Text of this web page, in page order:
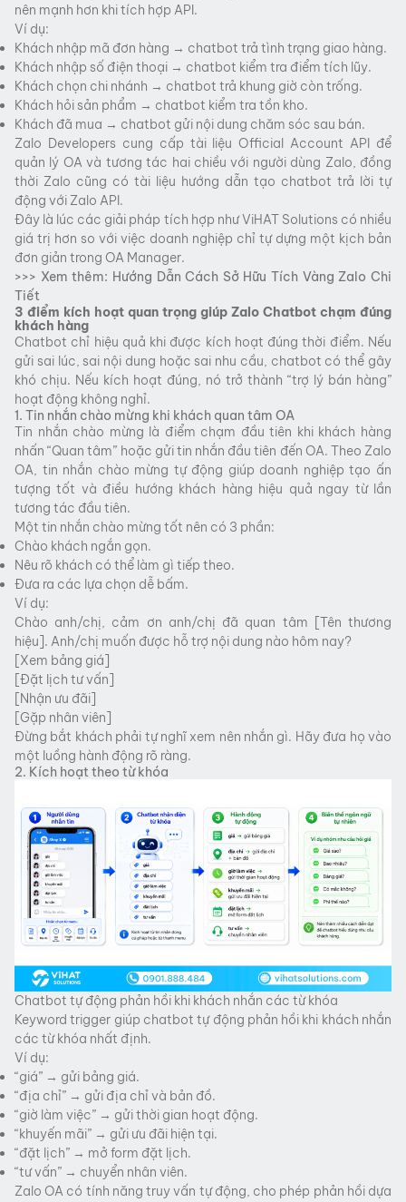
nên mạnh hơn khi tích hợp API.
Ví dụ:
Khách nhập mã đơn hàng → chatbot trả tình trạng giao hàng.
Khách nhập số điện thoại → chatbot kiểm tra điểm tích lũy.
Khách chọn chi nhánh → chatbot trả khung giờ còn trống.
Khách hỏi sản phẩm → chatbot kiểm tra tồn kho.
Khách đã mua → chatbot gửi nội dung chăm sóc sau bán.
Zalo Developers cung cấp tài liệu Official Account API để
quản lý OA và tương tác hai chiều với người dùng Zalo, đồng
thời Zalo cũng có tài liệu hướng dẫn tạo chatbot trả lời tự
động với Zalo API.
Đây là lúc các giải pháp tích hợp như ViHAT Solutions có nhiều
giá trị hơn so với việc doanh nghiệp chỉ tự dựng một kịch bản
đơn giản trong OA Manager.
>>> Xem thêm: Hướng Dẫn Cách Sở Hữu Tích Vàng Zalo Chi
Tiết
3 điểm kích hoạt quan trọng giúp Zalo Chatbot chạm đúng
khách hàng
Chatbot chỉ hiệu quả khi được kích hoạt đúng thời điểm. Nếu
gửi sai lúc, sai nội dung hoặc sai nhu cầu, chatbot có thể gây
khó chịu. Nếu kích hoạt đúng, nó trở thành “trợ lý bán hàng”
hoạt động không nghỉ.
1. Tin nhắn chào mừng khi khách quan tâm OA
Tin nhắn chào mừng là điểm chạm đầu tiên khi khách hàng
nhấn “Quan tâm” hoặc gửi tin nhắn đầu tiên đến OA. Theo Zalo
OA, tin nhắn chào mừng tự động giúp doanh nghiệp tạo ấn
tượng tốt và điều hướng khách hàng hiệu quả ngay từ lần
tương tác đầu tiên.
Một tin nhắn chào mừng tốt nên có 3 phần:
Chào khách ngắn gọn.
Nêu rõ khách có thể làm gì tiếp theo.
Đưa ra các lựa chọn dễ bấm.
Ví dụ:
Chào anh/chị, cảm ơn anh/chị đã quan tâm [Tên thương
hiệu]. Anh/chị muốn được hỗ trợ nội dung nào hôm nay?
[Xem bảng giá]
[Đặt lịch tư vấn]
[Nhận ưu đãi]
[Gặp nhân viên]
Đừng bắt khách phải tự nghĩ xem nên nhắn gì. Hãy đưa họ vào
một luồng hành động rõ ràng.
2. Kích hoạt theo từ khóa
Chatbot tự động phản hồi khi khách nhắn các từ khóa
Keyword trigger giúp chatbot tự động phản hồi khi khách nhắn
các từ khóa nhất định.
Ví dụ:
“giá” → gửi bảng giá.
“địa chỉ” → gửi địa chỉ và bản đồ.
“giờ làm việc” → gửi thời gian hoạt động.
“khuyến mãi” → gửi ưu đãi hiện tại.
“đặt lịch” → mở form đặt lịch.
“tư vấn” → chuyển nhân viên.
Zalo OA có tính năng truy vấn tự động, cho phép phản hồi dựa